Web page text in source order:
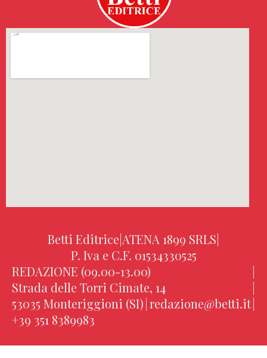
Betti Editrice|ATENA 1899 SRLS|
P. Iva e C.F. 01534330525
REDAZIONE (09.00-13.00)
|
Strada delle Torri Cimate, 14
|
53035 Monteriggioni (SI)|redazione@betti.it|
+39 351 8389983